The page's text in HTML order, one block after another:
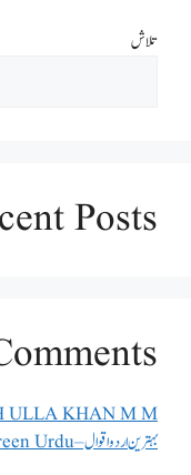
تلاش
Posts
ULLA KHAN M M
بہترین اردو اقوال – Aqwal e Zareen Urdu